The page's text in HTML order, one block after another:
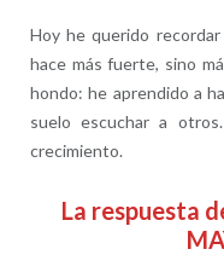
Hoy he querido
hace más fuerte, sino
hondo: he aprendido a
suelo escuchar a
crecimiento.
La respuesta